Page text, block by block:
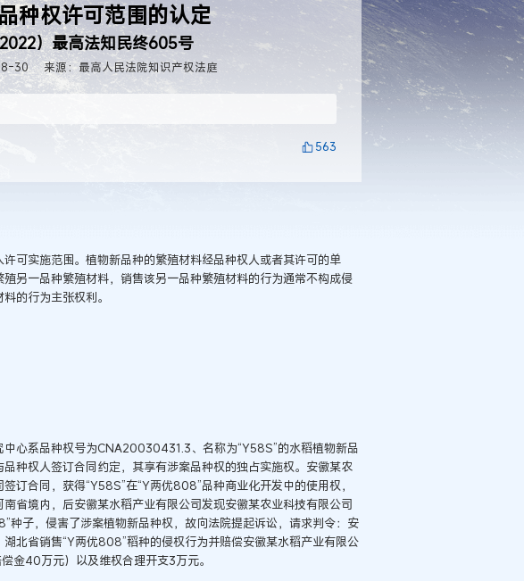
种权许可范围的认定
）最高法知民终605号
30 来源：最高人民法院知识产权法庭
563
可实施范围。植物新品种的繁殖材料经品种权人或者其许可的单
另一品种繁殖材料，销售该另一品种繁殖材料的行为通常不构成侵
的行为主张权利。
心系品种权号为CNA20030431.3、名称为“Y58S”的水稻植物新品
种权人签订合同约定，其享有涉案品种权的独占实施权。安徽某农
订合同，获得“Y58S”在“Y两优808”品种商业化开发中的使用权，
省境内，后安徽某水稻产业有限公司发现安徽某农业科技有限公司
种子，侵害了涉案植物新品种权，故向法院提起诉讼，请求判令：安
北省销售“Y两优808”稻种的侵权行为并赔偿安徽某水稻产业有限公
金40万元）以及维权合理开支3万元。